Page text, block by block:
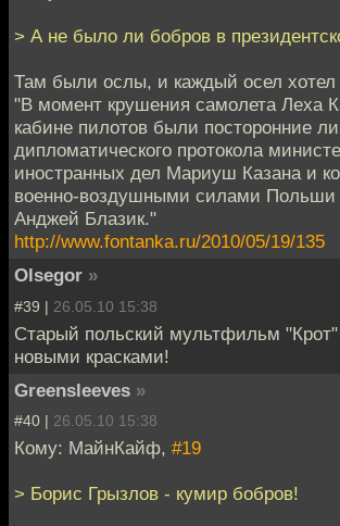
> А не было ли бобров в
Там были ослы, и каждый осел хотел
"В момент крушения самолета Леха
кабине пилотов были посторонние
дипломатического протокола
иностранных дел Мариуш Казана и
военно-воздушными силами Польши
Анджей Блазик."
http://www.fontanka.ru/2010/05/19/135
Olsegor »
#39 | 26.05.10 15:38
Старый польский мультфильм "Крот"
новыми красками!
Greensleeves »
#40 | 26.05.10 15:38
Кому: МайнКайф, #19
> Борис Грызлов - кумир бобров!